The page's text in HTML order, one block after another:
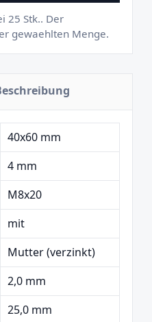
25 Stk.. Der
gewaehlten Menge.
40x60 mm
4 mm
M8x20
mit
Mutter (verzinkt)
2,0 mm
25,0 mm